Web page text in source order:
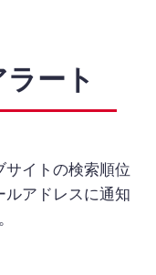
ート
イトの検索順位
ルアドレスに通知